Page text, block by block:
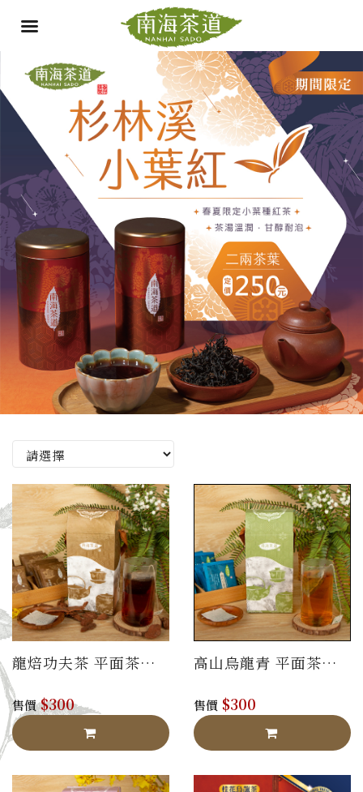
龍焙功夫茶 平面茶包
售價$300
高山烏龍青 平面茶包
售價 $300